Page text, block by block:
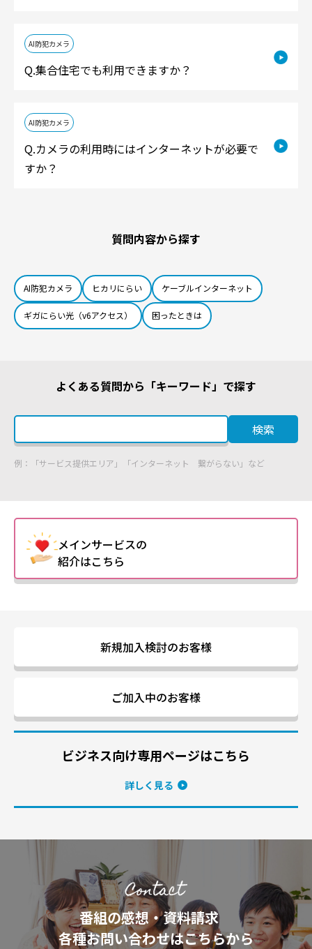
AI防犯カメラ
集合住宅でも利用できますか？
AI防犯カメラ
カメラの利用時にはインターネットが必要で
すか？
質問内容から探す
AI防犯カメラ ヒカリにらい ケーブルインターネット
ギガにらい光（v6アクセス） 困ったときは
よくある質問から「キーワード」で探す
検索
例：「サービス提供エリア」「インターネット 繋がらない」など
メインサービスの
紹介はこちら
新規加入検討のお客様
ご加入中のお客様
ビジネス向け専用ページはこちら
詳しく見る
番組の感想・資料請求
各種お問い合わせはこちらから